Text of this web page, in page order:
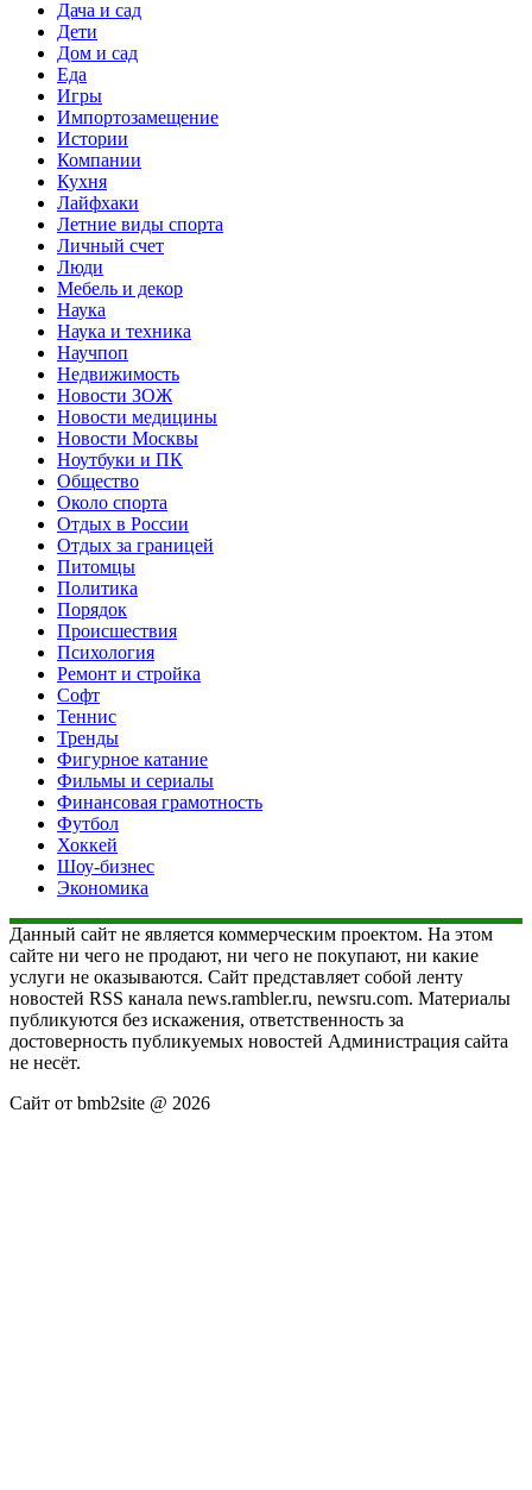
Дача и сад
Дети
Дом и сад
Еда
Игры
Импортозамещение
Истории
Компании
Кухня
Лайфхаки
Летние виды спорта
Личный счет
Люди
Мебель и декор
Наука
Наука и техника
Научпоп
Недвижимость
Новости ЗОЖ
Новости медицины
Новости Москвы
Ноутбуки и ПК
Общество
Около спорта
Отдых в России
Отдых за границей
Питомцы
Политика
Порядок
Происшествия
Психология
Ремонт и стройка
Софт
Теннис
Тренды
Фигурное катание
Фильмы и сериалы
Финансовая грамотность
Футбол
Хоккей
Шоу-бизнес
Экономика
Данный сайт не является коммерческим проектом. На этом
сайте ни чего не продают, ни чего не покупают, ни какие
услуги не оказываются. Сайт представляет собой ленту
новостей RSS канала news.rambler.ru, newsru.com. Материалы
публикуются без искажения, ответственность за
достоверность публикуемых новостей Администрация сайта
не несёт.
Сайт от bmb2site @ 2026